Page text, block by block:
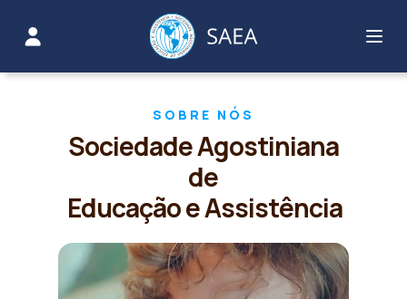
SOBRE NÓS
Sociedade Agostiniana
de
Educação e Assistência